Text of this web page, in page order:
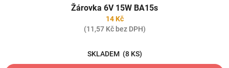
Žárovka 6V 15W BA15s
14 Kč
(11,57 Kč bez DPH)
SKLADEM (8 KS)